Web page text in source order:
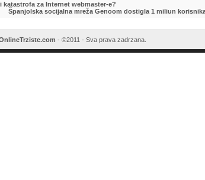
za Internet webmaster-e?
Španjolska socijalna mreža Genoom dostigla 1 miliun
- ©2011 - Sva prava zadrzana.